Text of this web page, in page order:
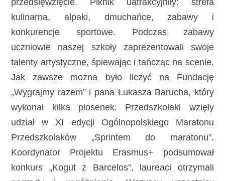
przedsięwzięcie. Piknik uatrakcyjniły: strefa
kulinarna, alpaki, dmuchańce, zabawy i
konkurencje sportowe. Podczas zabawy
uczniowie naszej szkoły zaprezentowali swoje
talenty artystyczne, śpiewając i tańcząc na scenie.
Jak zawsze można było liczyć na Fundację
„Wygrajmy razem” i pana Łukasza Barucha, który
wykonał kilka piosenek. Przedszkolaki wzięły
udział w XI edycji Ogólnopolskiego Maratonu
Przedszkolaków „Sprintem do maratonu”.
Koordynator Projektu Erasmus+ podsumował
konkurs „Kogut z Barcelos”, laureaci otrzymali